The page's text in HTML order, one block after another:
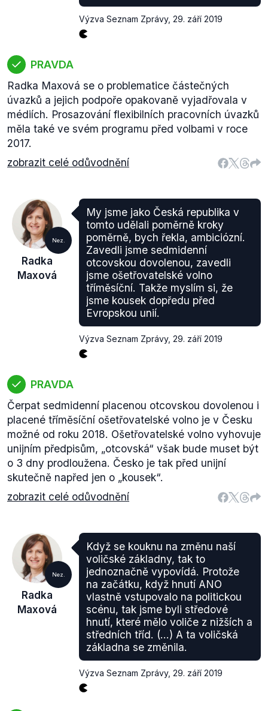
Výzva Seznam Zprávy, 29. září 2019
PRAVDA
Radka Maxová se o problematice částečných
úvazků a jejich podpoře opakovaně vyjadřovala v
médiích. Prosazování flexibilních pracovních úvazků
měla také ve svém programu před volbami v roce
2017.
zobrazit celé odůvodnění
Nez.
Radka
Maxová
My jsme jako Česká republika v
tomto udělali poměrně kroky
poměrně, bych řekla, ambiciózní.
Zavedli jsme sedmidenní
otcovskou dovolenou, zavedli
jsme ošetřovatelské volno
tříměsíční. Takže myslím si, že
jsme kousek dopředu před
Evropskou unií.
Výzva Seznam Zprávy, 29. září 2019
PRAVDA
Čerpat sedmidenní placenou otcovskou dovolenou i
placené tříměsíční ošetřovatelské volno je v Česku
možné od roku 2018. Ošetřovatelské volno vyhovuje
unijním předpisům, „otcovská“ však bude muset být
o 3 dny prodloužena. Česko je tak před unijní
skutečně napřed jen o „kousek“.
zobrazit celé odůvodnění
Nez.
Radka
Maxová
Když se kouknu na změnu naší
voličské základny, tak to
jednoznačně vypovídá. Protože
na začátku, když hnutí ANO
vlastně vstupovalo na politickou
scénu, tak jsme byli středové
hnutí, které mělo voliče z nižších a
středních tříd. (...) A ta voličská
základna se změnila.
Výzva Seznam Zprávy, 29. září 2019